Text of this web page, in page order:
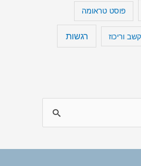
פוסט טראומה
וריכוז רגשות